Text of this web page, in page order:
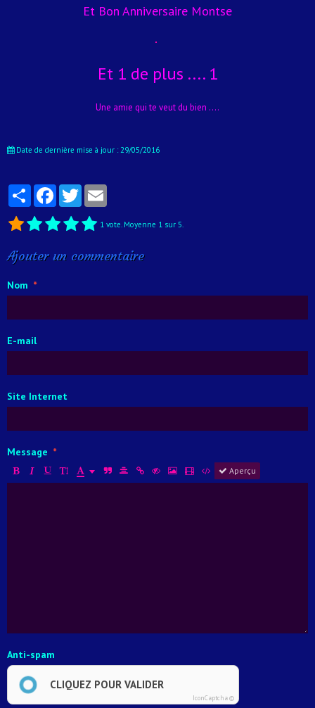
Et Bon Anniversaire Montse
Et 1 de plus .... 1
Une amie qui te veut du bien ....
Date de dernière mise à jour : 29/05/2016
PartagerFacebookTwitter
1 vote. Moyenne 1 sur 5.
Ajouter un commentaire
Nom
E-mail
Site Internet
Message
Aperçu
Anti-spam
CLIQUEZ POUR VALIDER
IconCaptcha ©